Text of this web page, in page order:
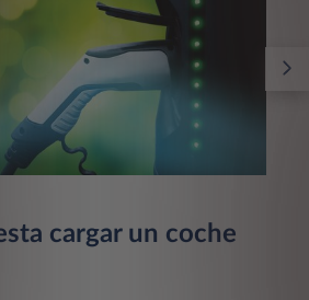
cargar un coche